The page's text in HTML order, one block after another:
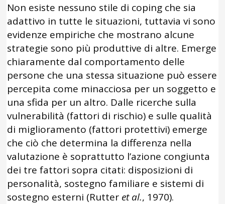
Non esiste nessuno stile di coping che sia
adattivo in tutte le situazioni, tuttavia vi sono
evidenze empiriche che mostrano alcune
strategie sono più produttive di altre. Emerge
chiaramente dal comportamento delle
persone che una stessa situazione può essere
percepita come minacciosa per un soggetto e
una sfida per un altro. Dalle ricerche sulla
vulnerabilità (fattori di rischio) e sulle qualità
di miglioramento (fattori protettivi) emerge
che ciò che determina la differenza nella
valutazione è soprattutto l’azione congiunta
dei tre fattori sopra citati: disposizioni di
personalità, sostegno familiare e sistemi di
sostegno esterni (Rutter et al., 1970).